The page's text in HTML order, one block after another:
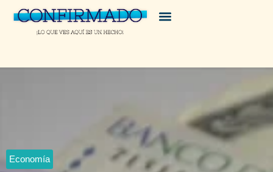
Economía